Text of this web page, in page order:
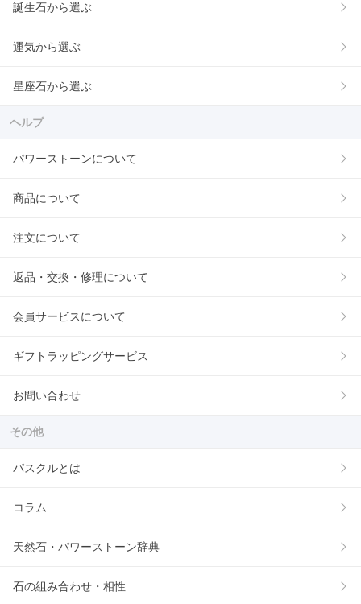
誕生石から選ぶ
運気から選ぶ
星座石から選ぶ
ヘルプ
パワーストーンについて
商品について
注文について
返品・交換・修理について
会員サービスについて
ギフトラッピングサービス
お問い合わせ
その他
パスクルとは
コラム
天然石・パワーストーン辞典
石の組み合わせ・相性